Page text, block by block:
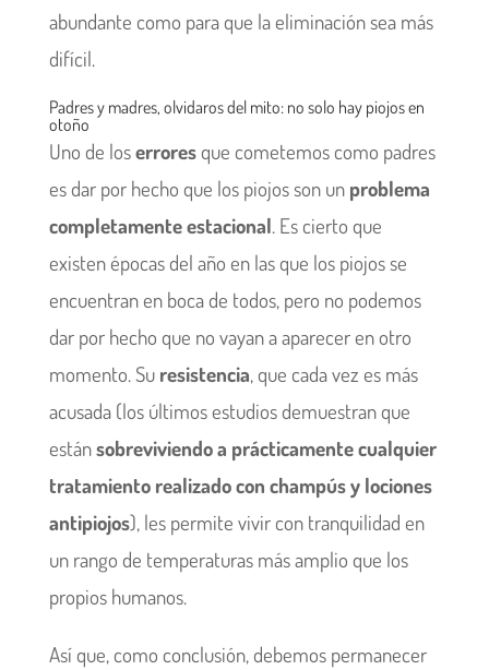
abundante como para que la eliminación sea más
difícil.
Padres y madres, olvidaros del mito: no solo hay piojos en
otoño
Uno de loserroresque cometemos como padres
es dar por hecho que los piojos son un problema
completamente estacional. Es cierto que
existen épocas del año en las que los piojos se
encuentran en boca de todos, pero no podemos
dar por hecho que no vayan a aparecer en otro
momento. Su resistencia, que cada vez es más
acusada (los últimos estudios demuestran que
estánsobreviviendo a prácticamente cualquier
tratamiento realizado con champús y lociones
antipiojos), les permite vivir con tranquilidad en
un rango de temperaturas más amplio que los
propios humanos.
Así que, como conclusión, debemos permanecer